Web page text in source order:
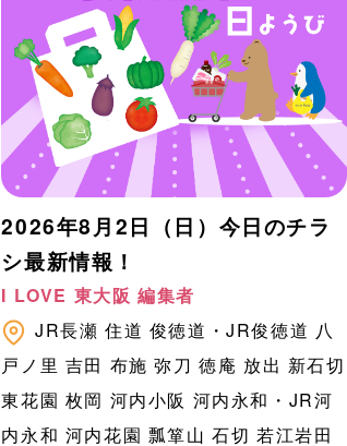
2026年8月2日（日）今日のチラ
シ最新情報！
I LOVE 東大阪 編集者
JR長瀬 住道 俊徳道・JR俊徳道 八
戸ノ里 吉田 布施 弥刀 徳庵 放出 新石切
東花園 枚岡 河内小阪 河内永和・JR河
内永和 河内花園 瓢箪山 石切 若江岩田